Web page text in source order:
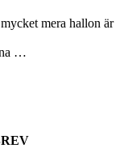
mera hallon är
…